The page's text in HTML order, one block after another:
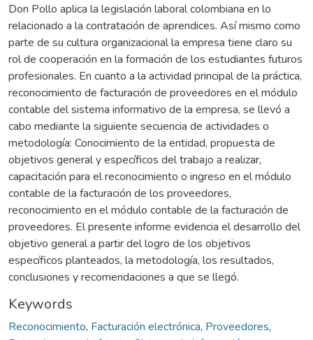
Don Pollo aplica la legislación laboral colombiana en lo
relacionado a la contratación de aprendices. Así mismo como
parte de su cultura organizacional la empresa tiene claro su
rol de cooperación en la formación de los estudiantes futuros
profesionales. En cuanto a la actividad principal de la práctica,
reconocimiento de facturación de proveedores en el módulo
contable del sistema informativo de la empresa, se llevó a
cabo mediante la siguiente secuencia de actividades o
metodología: Conocimiento de la entidad, propuesta de
objetivos general y específicos del trabajo a realizar,
capacitación para el reconocimiento o ingreso en el módulo
contable de la facturación de los proveedores,
reconocimiento en el módulo contable de la facturación de
proveedores. El presente informe evidencia el desarrollo del
objetivo general a partir del logro de los objetivos
específicos planteados, la metodología, los resultados,
conclusiones y recomendaciones a que se llegó.
Keywords
Reconocimiento, Facturación electrónica, Proveedores,